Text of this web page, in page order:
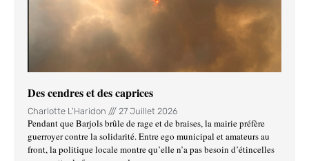
Des cendres et des caprices
Charlotte L'Haridon 27 Juillet 2026
Pendant que Barjols brûle de rage et de braises, la mairie préfère
guerroyer contre la solidarité. Entre ego municipal et amateurs au
front, la politique locale montre qu’elle n’a pas besoin d’étincelles